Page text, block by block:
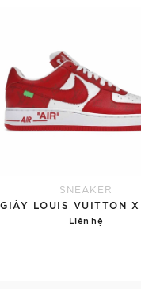
SNEAKER
Liên hệ